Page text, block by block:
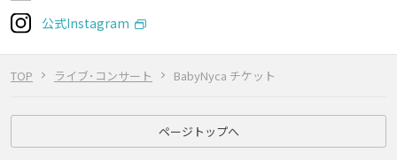
TOP ライブ･コンサート BabyNyca チケット
公式Instagram
ページトップへ